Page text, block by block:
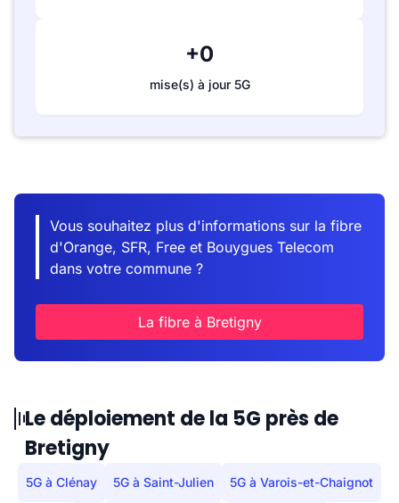
+0
mise(s) à jour 5G
Vous souhaitez plus d'informations sur la fibre
d'Orange, SFR, Free et Bouygues Telecom
dans votre commune ?
La fibre à Bretigny
Le déploiement de la 5G près de
Bretigny
5G à Clénay 5G à Saint-Julien 5G à Varois-et-Chaignot